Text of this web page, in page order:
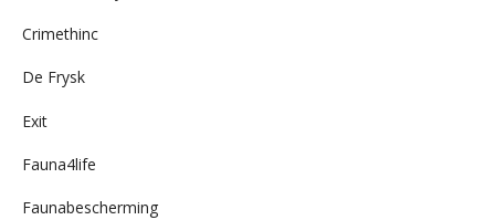
Crimethinc
De Frysk
Exit
Fauna4life
Faunabescherming